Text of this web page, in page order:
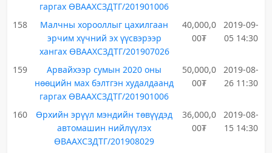
гаргах ӨВААХСЗДТГ/201901006
158
Малчны хорооллыг цахилгаан
эрчим хүчний эх үүсвэрээр
хангах ӨВААХСЗДТГ/201907026
40,000,0
00₮
2019-09-
05 14:30
159
Арвайхээр сумын 2020 оны
нөөцийн мах бэлтгэн худалдаанд
гаргах ӨВААХСЗДТГ/201901006
50,000,0
00₮
2019-08-
26 11:30
160
Өрхийн эрүүл мэндийн төвүүдэд
автомашин нийлүүлэх
ӨВААХСЗДТГ/201908029
36,000,0
00₮
2019-08-
15 14:30